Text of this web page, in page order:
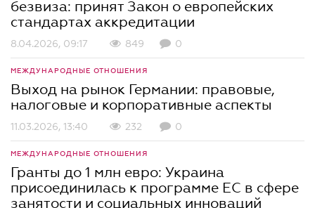
безвиза: принят Закон о европейских
стандартах аккредитации
8.04.2026, 09:17 849 0
МЕЖДУНАРОДНЫЕ ОТНОШЕНИЯ
Выход на рынок Германии: правовые,
налоговые и корпоративные аспекты
11.03.2026, 13:40 232 0
МЕЖДУНАРОДНЫЕ ОТНОШЕНИЯ
Гранты до 1 млн евро: Украина
присоединилась к программе ЕС в сфере
занятости и социальных инноваций